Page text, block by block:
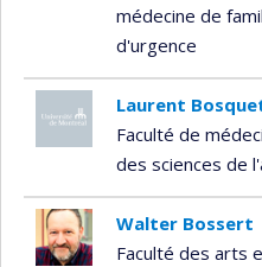
médecine de
d'urgence
Laurent
Faculté de
des sciences de
Walter Bossert
Faculté des arts